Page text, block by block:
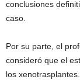
conclusiones
caso.
Por su parte, el
consideró que el
los